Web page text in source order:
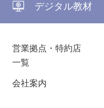
デジタル教材
営業拠点・特約店
一覧
会社案内